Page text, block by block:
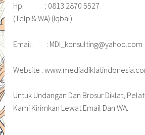
Hp. : 0813 2870 5527
(Telp & WA) (Iqbal)
Email. : MDI_konsulting@yahoo.com
Website :
Untuk Undangan Dan Brosur Diklat,
Kami Kirimkan Lewat Email Dan WA.